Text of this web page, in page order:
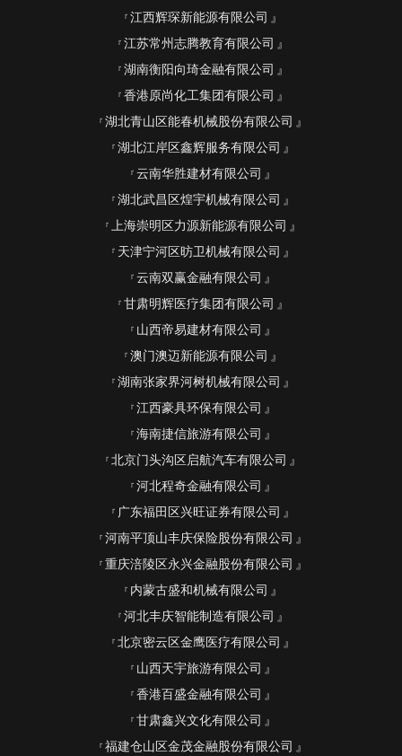
江西辉琛新能源有限公司
江苏常州志腾教育有限公司
湖南衡阳向琦金融有限公司
香港原尚化工集团有限公司
湖北青山区能春机械股份有限公司
湖北江岸区鑫辉服务有限公司
云南华胜建材有限公司
湖北武昌区煌宇机械有限公司
上海崇明区力源新能源有限公司
天津宁河区昉卫机械有限公司
云南双赢金融有限公司
甘肃明辉医疗集团有限公司
山西帝易建材有限公司
澳门澳迈新能源有限公司
湖南张家界河树机械有限公司
江西豪具环保有限公司
海南捷信旅游有限公司
北京门头沟区启航汽车有限公司
河北程奇金融有限公司
广东福田区兴旺证券有限公司
河南平顶山丰庆保险股份有限公司
重庆涪陵区永兴金融股份有限公司
内蒙古盛和机械有限公司
河北丰庆智能制造有限公司
北京密云区金鹰医疗有限公司
山西天宇旅游有限公司
香港百盛金融有限公司
甘肃鑫兴文化有限公司
福建仓山区金茂金融股份有限公司